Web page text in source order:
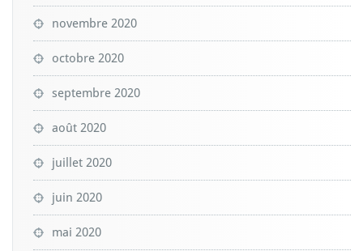
novembre 2020
octobre 2020
septembre 2020
août 2020
juillet 2020
juin 2020
mai 2020